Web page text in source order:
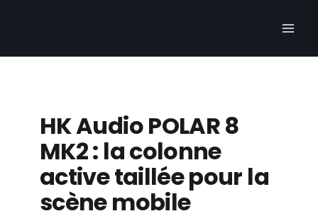
HK Audio POLAR 8
MK2 : la colonne
active taillée pour la
scène mobile